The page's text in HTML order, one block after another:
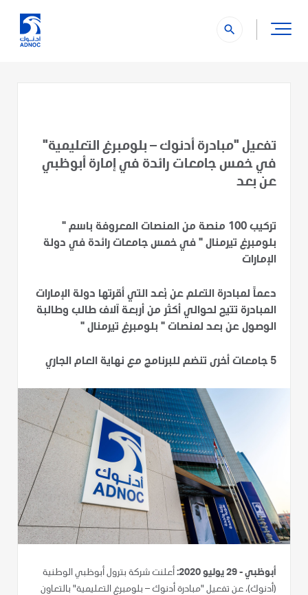
search
تفعيل "مبادرة أدنوك – بلومبرغ التعليمية"
في خمس جامعات رائدة في إمارة أبوظبي
عن بعد
تركيب 100 منصة من المنصات المعروفة باسم "
بلومبرغ تيرمنال " في خمس جامعات رائدة في دولة
الإمارات
دعماً لمبادرة التعلم عن بُعد التي أقرتها دولة الإمارات
المبادرة تتيح لحوالي أكثر من أربعة آلاف طالب وطالبة
الوصول عن بعد لمنصات " بلومبرغ تيرمنال "
5 جامعات أخرى تنضم للبرنامج مع نهاية العام الجاري
أبوظبي - 29 يوليو 2020:
أعلنت شركة بترول أبوظبي الوطنية
(أدنوك)، عن تفعيل "مبادرة أدنوك – بلومبرغ التعليمية" بالتعاون